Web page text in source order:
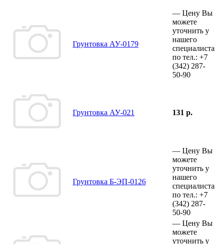
Грунтовка АУ-0179
— Цену Вы
можете
уточнить у
нашего
специалиста
по тел.: +7
(342) 287-
50-90
Грунтовка АУ-021 131 р.
Грунтовка Б-ЭП-0126
— Цену Вы
можете
уточнить у
нашего
специалиста
по тел.: +7
(342) 287-
50-90
— Цену Вы
можете
уточнить у